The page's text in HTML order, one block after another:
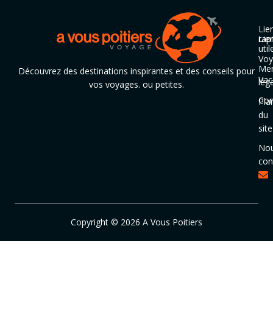
Découvrez des destinations inspirantes et des conseils pour
vos voyages. ou petites.
du
site
Copyright © 2026 A Vous Poitiers